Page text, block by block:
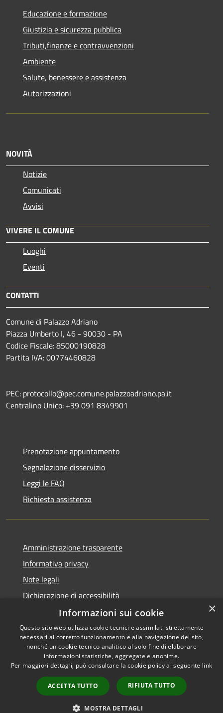
Educazione e formazione
Giustizia e sicurezza pubblica
Tributi,finanze e contravvenzioni
Ambiente
Salute, benessere e assistenza
Autorizzazioni
NOVITÀ
Notizie
Comunicati
Avvisi
VIVERE IL COMUNE
Luoghi
Eventi
CONTATTI
Comune di Palazzo Adriano
Piazza Umberto I, 46 - 90030 - PA
Codice Fiscale: 85000190828
Partita IVA: 00774460828
PEC: protocollo@pec.comune.palazzoadriano.pa.it
Centralino Unico: +39 091 8349901
Prenotazione appuntamento
Segnalazione disservizio
Leggi le FAQ
Richiesta assistenza
Amministrazione trasparente
Informativa privacy
Note legali
Dichiarazione di accessibilità
Accessibilità
Privacy
Mappa del sito
Portale dei dipendenti
Copyright © 2026 • Comune di
Palazzo Adriano • Powered by
Municipium•Accesso
redazione
×
Informazioni sui cookie
Questo sito web utilizza cookie tecnici e assimilati strettamente
necessari al corretto funzionamento e alla navigazione del sito,
nonché un cookie tecnico analitico al solo fine di elaborare
informazioni statistiche, aggregate e anonime.
Per maggiori dettagli, può consultare la cookie policy al seguente link
ACCETTA TUTTO RIFIUTA TUTTO
MOSTRA DETTAGLI